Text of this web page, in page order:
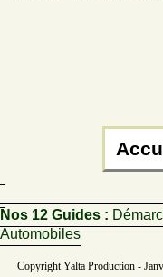
Nos 12 Guides :
Automobiles
Copyright Yalta Production -